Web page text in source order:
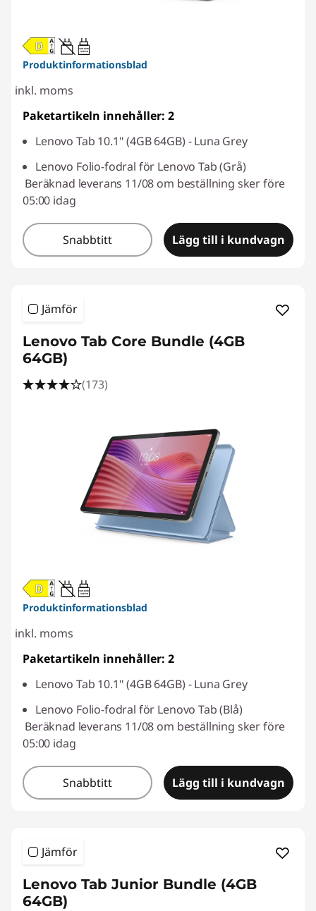
20W-60W
USB PD
Produktinformationsblad
inkl. moms
Paketartikeln innehåller: 2
Lenovo Tab 10.1" (4GB 64GB) - Luna Grey
Lenovo Folio-fodral för Lenovo Tab (Grå)
Beräknad leverans 11/08 om beställning sker före
05:00 idag
Snabbtitt Lägg till i kundvagn
Jämför
Lenovo Tab Core Bundle (4GB
64GB)
(173)
20W-60W
USB PD
Produktinformationsblad
inkl. moms
Paketartikeln innehåller: 2
Lenovo Tab 10.1" (4GB 64GB) - Luna Grey
Lenovo Folio-fodral för Lenovo Tab (Blå)
Beräknad leverans 11/08 om beställning sker före
05:00 idag
Snabbtitt Lägg till i kundvagn
Jämför
Lenovo Tab Junior Bundle (4GB
64GB)